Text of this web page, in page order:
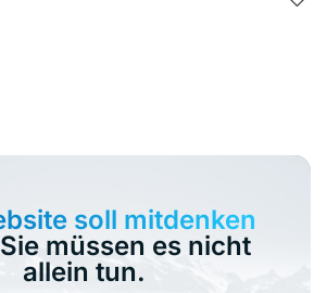
soll mitdenken
müssen es nicht
allein tun.